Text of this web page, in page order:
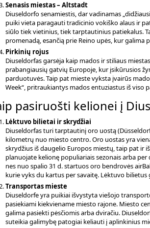
Senasis miestas – Altstadt
Diuseldorfo senamiestis, dar vadinamas
puiki vieta paragauti tradicinio vokiško alaus ir
siūlo tiek vietinius, tiek tarptautinius patiekalus.
promenadą, esančią prie Reino upės, kur galima
Pirkinių rojus
Diuseldorfas garsėja kaip mados ir stiliaus
prabangiausių gatvių Europoje, kur įsikūrusios
parduotuvės. Taip pat mieste vyksta įvairūs
Week“, pritraukiantys mados entuziastus iš viso
pasiruošti kelionei į
Lėktuvo bilietai ir skrydžiai
Diuseldorfas turi tarptautinį oro uostą
kilometrų nuo miesto centro. Oro uostas yra
skrydžius iš daugelio Europos miestų, taip pat ir
planuojate kelionę populiariais sezonais arba
nes nuo spalio 31 d. startuos oro bendrovės
kurie vyks du kartus per savaitę. Lėktuvo bilietus
Transportas mieste
Diuseldorfe yra puikiai išvystyta viešojo
pasiekiami kiekviename miesto rajone. Miesto
galima pasiekti pėsčiomis arba dviračiu.
suteikia galimybę patogiai keliauti į aplinkinius